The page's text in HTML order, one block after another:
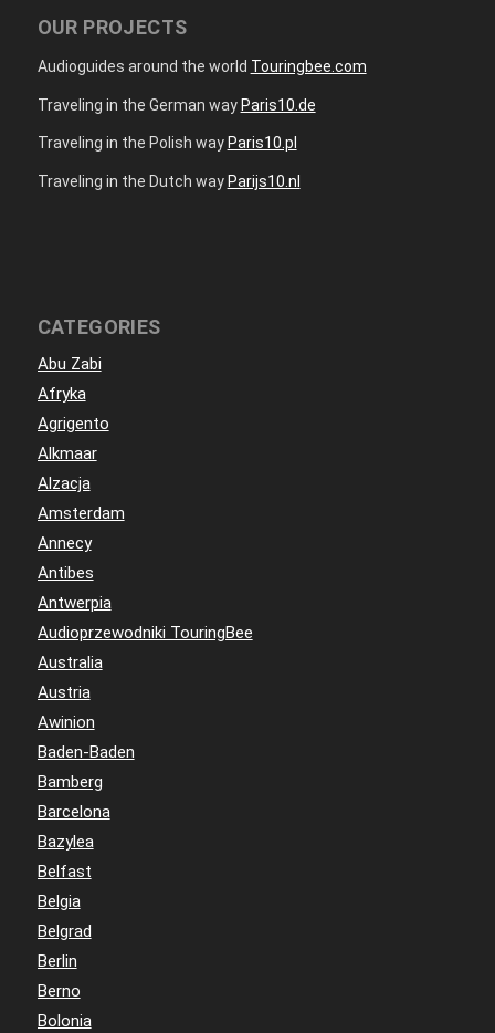
OUR PROJECTS
Audioguides around the world Touringbee.com
Traveling in the German wayParis10.de
Traveling in the Polish way Paris10.pl
Traveling in the Dutch way Parijs10.nl
CATEGORIES
Abu Zabi
Afryka
Agrigento
Alkmaar
Alzacja
Amsterdam
Annecy
Antibes
Antwerpia
Audioprzewodniki TouringBee
Australia
Austria
Awinion
Baden-Baden
Bamberg
Barcelona
Bazylea
Belfast
Belgia
Belgrad
Berlin
Berno
Bolonia